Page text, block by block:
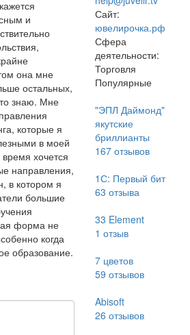
и
она мне
остальных,
знаю. Мне
которые я
в моей
хочется
направления,
в котором я
большие
форма не
когда
образование.
Сайт:
ювелирочка.рф
Сфера
деятельности:
Торговля
Популярные
"ЭПЛ Даймонд"
якутские
бриллианты
167отзывов
1С: Первый бит
63 отзыва
33 Element
1 отзыв
7 цветов
59 отзывов
Abisoft
26 отзывов